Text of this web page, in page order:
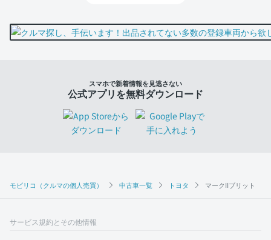
モビリコ（クルマの個人売買） 中古車一覧 トヨタ マークIIブリット
スマホで新着情報を見逃さない
公式アプリを無料ダウンロード
サービス規約とその他情報